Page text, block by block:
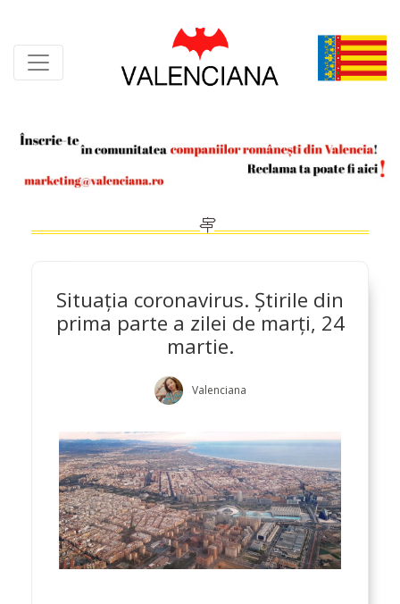
content
Situația coronavirus. Știrile din
prima parte a zilei de marți, 24
martie.
Valenciana